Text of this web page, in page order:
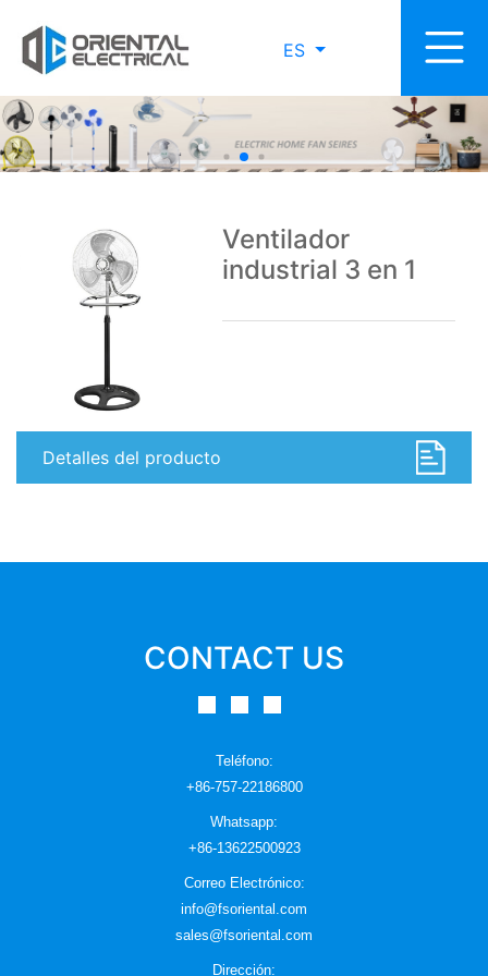
ES
Ventilador
industrial 3 en 1
Detalles del producto
CONTACT US
Teléfono:
+86-757-22186800
Whatsapp:
+86-13622500923
Correo Electrónico:
info@fsoriental.com
sales@fsoriental.com
Dirección: